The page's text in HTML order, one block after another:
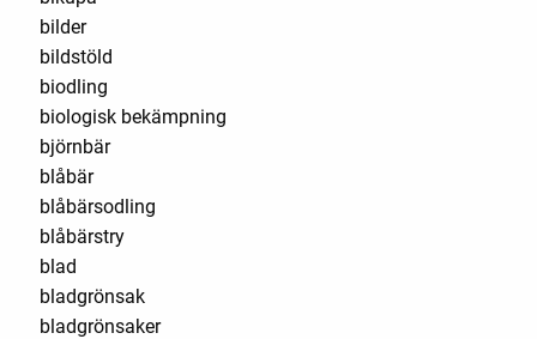
bilder
bildstöld
biodling
biologisk bekämpning
björnbär
blåbär
blåbärsodling
blåbärstry
blad
bladgrönsak
bladgrönsaker